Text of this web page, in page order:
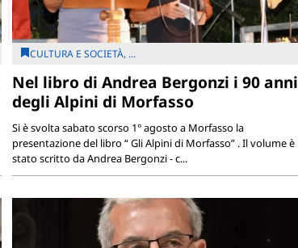
CULTURA E SOCIETÀ, ...
Nel libro di Andrea Bergonzi i 90 anni
degli Alpini di Morfasso
Si è svolta sabato scorso 1° agosto a Morfasso la
presentazione del libro “ Gli Alpini di Morfasso” . Il volume è
stato scritto da Andrea Bergonzi - c...